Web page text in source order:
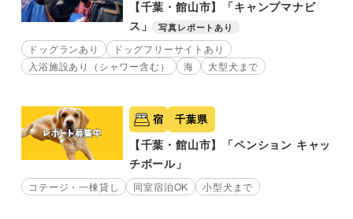
【千葉・館山市】「キャンプマナビ
ス」
写真レポートあり
ドッグランあり
ドッグフリーサイトあり
入浴施設あり（シャワー含む）
海 大型犬まで
宿 千葉県
【千葉・館山市】「ペンション キャッ
チボール」
コテージ・一棟貸し 同室宿泊OK 小型犬まで